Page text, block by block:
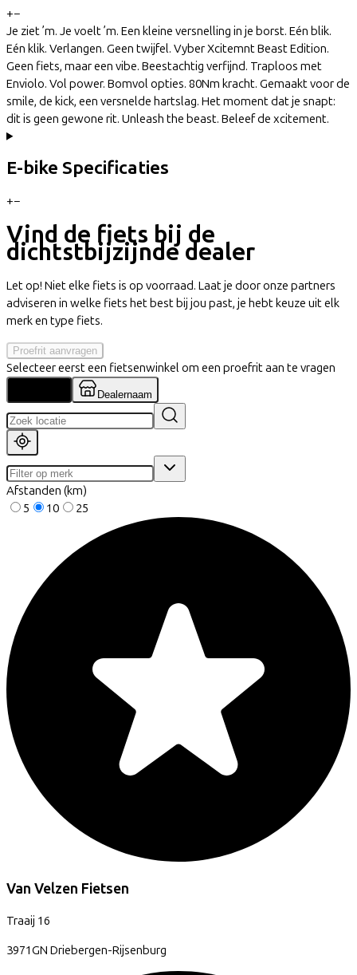
+−
Je ziet ’m. Je voelt ’m. Een kleine versnelling in je borst. Eén blik.
Eén klik. Verlangen. Geen twijfel. Vyber Xcitemnt Beast Edition.
Geen fiets, maar een vibe. Beestachtig verfijnd. Traploos met
Enviolo. Vol power. Bomvol opties. 80Nm kracht. Gemaakt voor de
smile, de kick, een versnelde hartslag. Het moment dat je snapt:
dit is geen gewone rit. Unleash the beast. Beleef de xcitement.
E-bike Specificaties
+−
Vind de fiets bij de
dichtstbijzijnde dealer
Let op! Niet elke fiets is op voorraad. Laat je door onze partners
adviseren in welke fiets het best bij jou past, je hebt keuze uit elk
merk en type fiets.
Proefrit aanvragen
Selecteer eerst een fietsenwinkel om een proefrit aan te vragen
Dealernaam
Afstanden (km)
5
10 25
Van Velzen Fietsen
Traaij 16
3971GN Driebergen-Rijsenburg